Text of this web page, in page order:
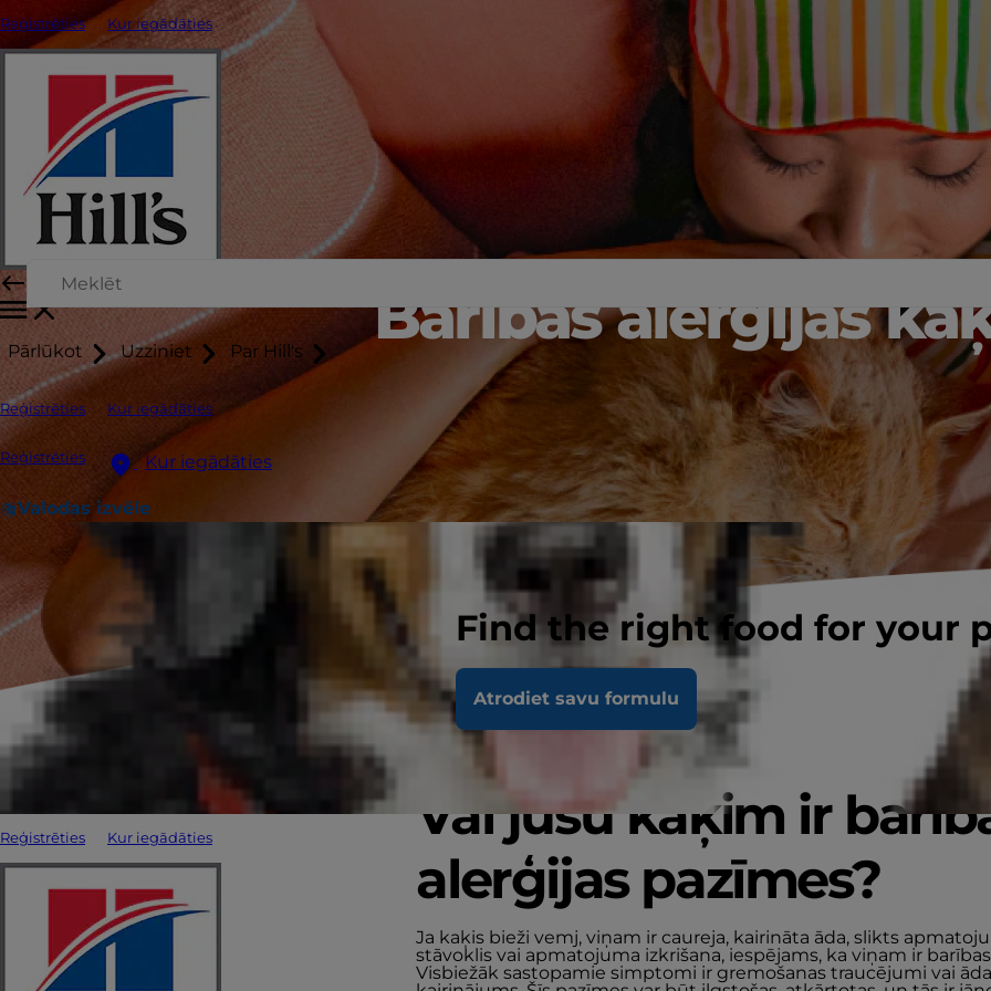
Reģistrēties Kur iegādāties
Pārlūkot Uzziniet Par Hill's
Reģistrēties Kur iegādāties
Reģistrēties Kur iegādāties
Valodas izvēle
Find the right food for your
Atrodiet savu formulu
Reģistrēties Kur iegādāties
Barības alerģijas
Vai jūsu kaķim ir
alerģijas pazīmes?
Ja kaķis bieži vemj, viņam ir caureja, kairināta āda, slikts
stāvoklis vai apmatojuma izkrišana, iespējams, ka viņam ir
Visbiežāk sastopamie simptomi ir gremošanas traucējumi vai